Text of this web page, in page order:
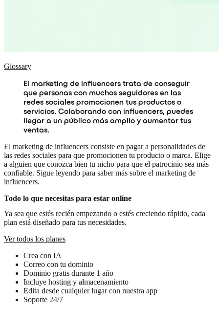
Glossary
El marketing de influencers trata de conseguir
que personas con muchos seguidores en las
redes sociales promocionen tus productos o
servicios. Colaborando con influencers, puedes
llegar a un público más amplio y aumentar tus
ventas.
El marketing de influencers consiste en pagar a personalidades de
las redes sociales para que promocionen tu producto o marca. Elige
a alguien que conozca bien tu nicho para que el patrocinio sea más
confiable. Sigue leyendo para saber más sobre el marketing de
influencers.
Todo lo que necesitas para estar online
Ya sea que estés recién empezando o estés creciendo rápido, cada
plan está diseñado para tus necesidades.
Ver todos los planes
Crea con IA
Correo con tu dominio
Dominio gratis durante 1 año
Incluye hosting y almacenamiento
Edita desde cualquier lugar con nuestra app
Soporte 24/7